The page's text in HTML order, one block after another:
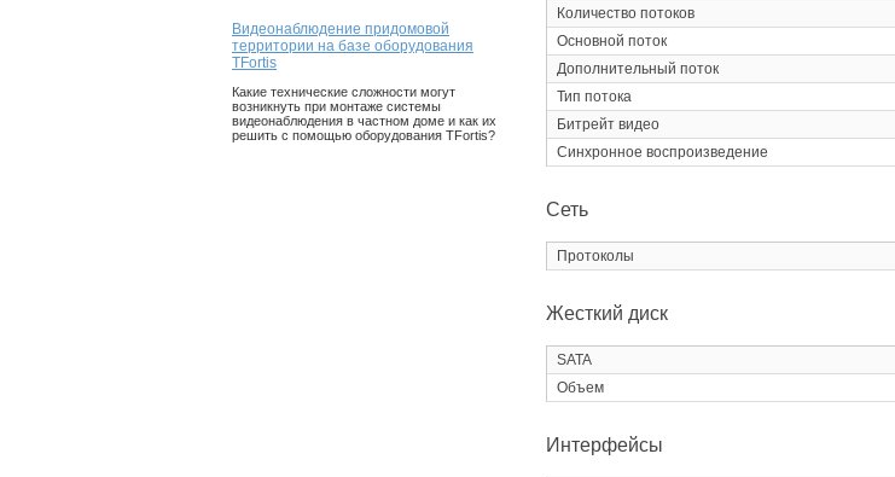
Видеонаблюдение придомовой
территории на базе оборудования
TFortis
Какие технические сложности могут
возникнуть при монтаже системы
видеонаблюдения в частном доме и как их
решить с помощью оборудования TFortis?
Количество потоков
Основной поток
Дополнительный поток
Тип потока
Битрейт видео
Синхронное воспроизведение
Сеть
Протоколы
Жесткий диск
SATA
Объем
Интерфейсы